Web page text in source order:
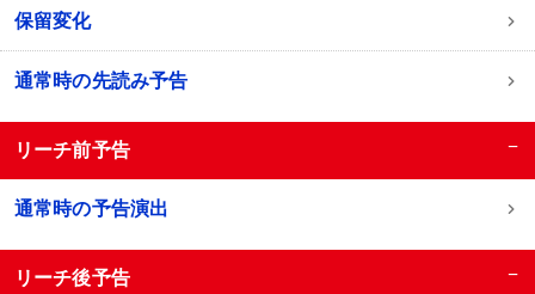
保留変化
通常時の先読み予告
リーチ前予告 −
通常時の予告演出
リーチ後予告 −